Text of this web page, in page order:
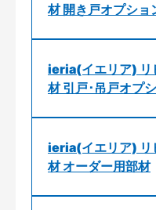
材 開き戸オプショ
ieria(イエリア) リ
材 引戸･吊戸オプ
ieria(イエリア) リ
材 オーダー用部材